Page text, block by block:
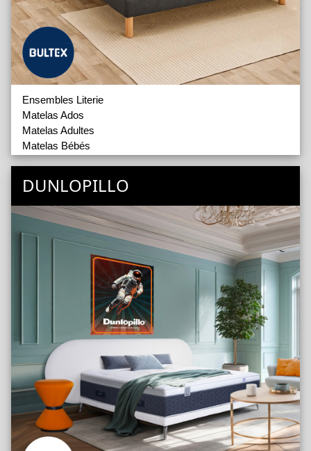
Oreillers
Accessoires
Ensembles Literie
Matelas Ados
Matelas Adultes
Matelas Bébés
Matelas Evolutifs
Sommiers Déco
Sommiers Simples
Accessoires
Couettes
Protèges Matelas
DUNLOPILLO